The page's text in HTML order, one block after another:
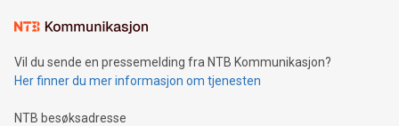
Vil du sende en pressemelding fra NTB Kommunikasjon?
Her finner du mer informasjon om tjenesten
NTB besøksadresse